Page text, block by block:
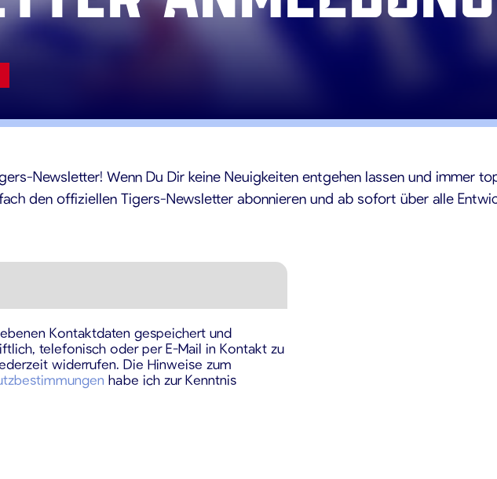
Newsletter! Wenn Du Dir keine Neuigkeiten entgehen lassen und immer
den offiziellen Tigers-Newsletter abonnieren und ab sofort über alle
Kontaktdaten gespeichert und
telefonisch oder per E-Mail in Kontakt zu
widerrufen. Die Hinweise zum
habe ich zur Kenntnis